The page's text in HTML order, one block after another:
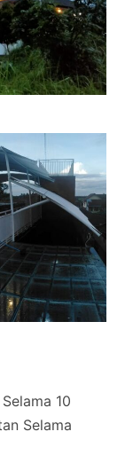
10
Selama